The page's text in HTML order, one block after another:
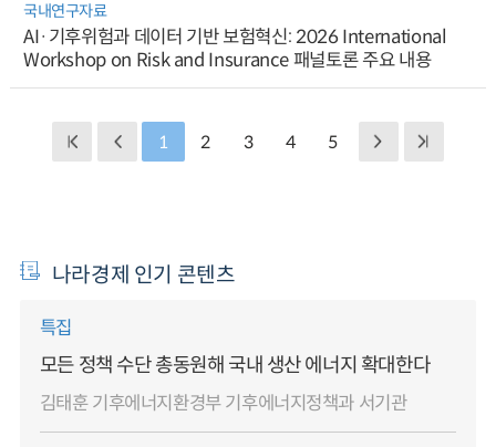
국내연구자료
AI·기후위험과 데이터 기반 보험혁신: 2026 International
Workshop on Risk and Insurance 패널토론 주요 내용
1 2 3 4 5
나라경제 인기 콘텐츠
특집
모든 정책 수단 총동원해 국내 생산 에너지 확대한다
김태훈 기후에너지환경부 기후에너지정책과 서기관